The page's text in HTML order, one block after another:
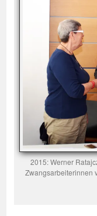
2015: Werner
Zwangsarbeiterinnen